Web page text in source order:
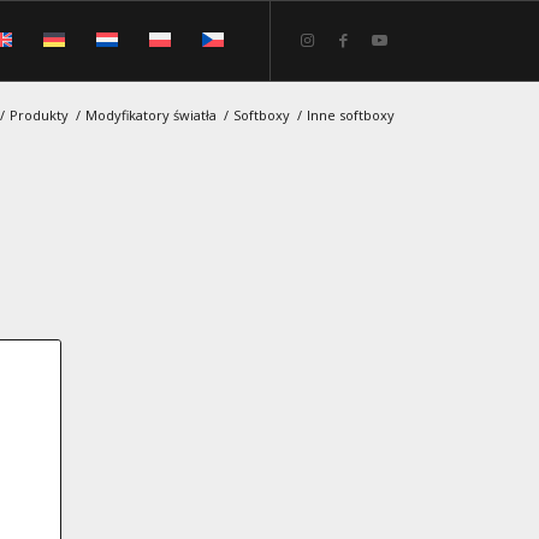
/ Produkty / Modyfikatory światła / Softboxy / Inne softboxy